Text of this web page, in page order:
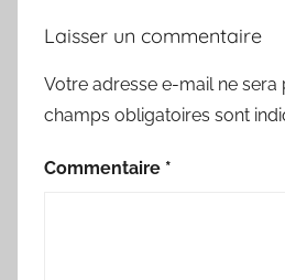
Laisser un commentaire
Votre adresse e-mail ne sera
champs obligatoires sont
Commentaire *